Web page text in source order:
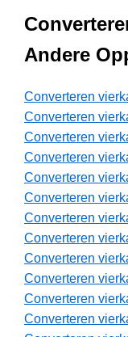
Andere
Converteren
Converteren
Converteren
Converteren
Converteren
Converteren
Converteren
Converteren
Converteren
Converteren
Converteren
Converteren